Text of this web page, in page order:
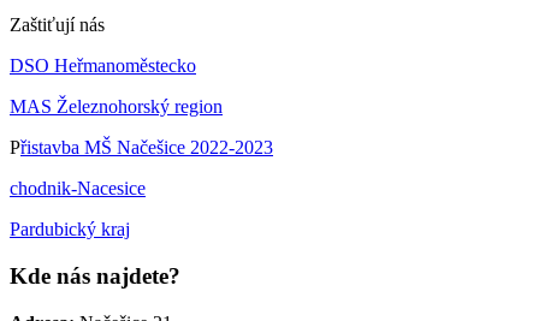
Zaštiťují nás
DSO Heřmanoměstecko
MAS Železnohorský region
Přistavba MŠ Načešice 2022-2023
chodnik-Nacesice
Pardubický kraj
Kde nás najdete?